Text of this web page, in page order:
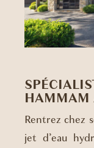
HAMMAM
Rentrez chez
jet d’eau